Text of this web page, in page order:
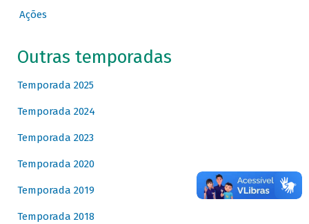
Ações
Outras temporadas
Temporada 2025
Temporada 2024
Temporada 2023
Temporada 2020
Temporada 2019
Temporada 2018